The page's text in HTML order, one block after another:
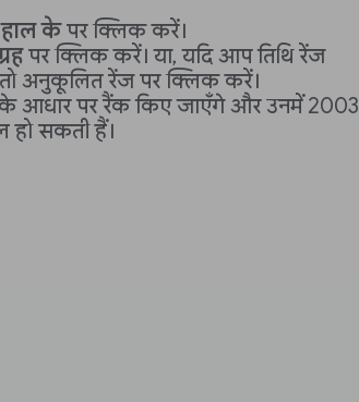
हाल केपर क्लिक करें।
पर क्लिक करें। या, यदि आप तिथि रेंज
तो अनुकूलित रेंज पर क्लिक करें।
आधार पर रैंक किए जाएँगे और उनमें 2003
हो सकती हैं।